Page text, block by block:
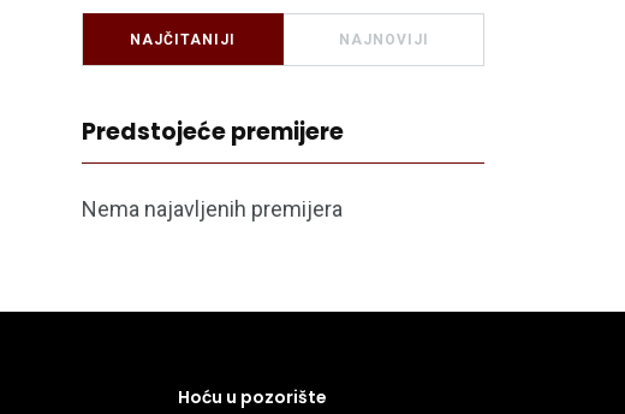
NAJČITANIJI NAJNOVIJI
Predstojeće premijere
Nema najavljenih premijera
Hoću u pozorište